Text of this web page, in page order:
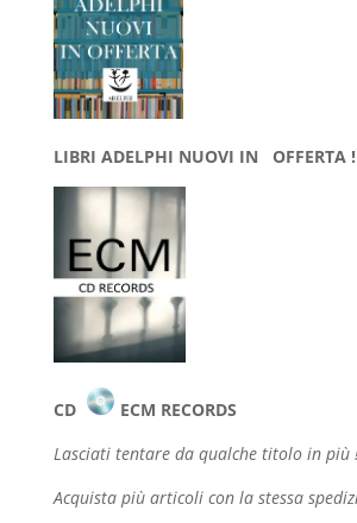
LIBRI ADELPHI NUOVI IN OFFERTA !
CD
ECM RECORDS
Lasciati tentare da qualche titolo in più
Acquista più articoli con la stessa